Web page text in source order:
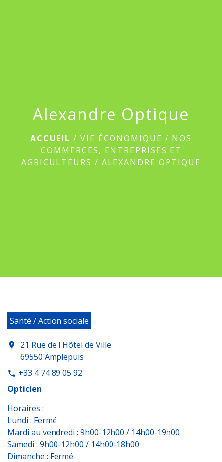
Alexandre Optique
ACCUEIL / VIE ÉCONOMIQUE / NOS
COMMERCES, ENTREPRISES ET
AGRICULTEURS / ALEXANDRE OPTIQUE
Santé / Action sociale
location_on
21 Rue de l'Hôtel de Ville
69550 Amplepuis
phone +33 4 74 89 05 92
Opticien
Horaires :
Lundi : Fermé
Mardi au vendredi : 9h00-12h00 / 14h00-19h00
Samedi : 9h00-12h00 / 14h00-18h00
Dimanche : Fermé